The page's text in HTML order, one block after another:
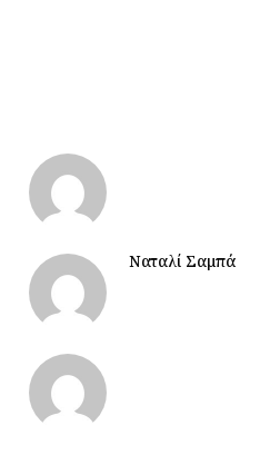
Ναταλί Σαμπά